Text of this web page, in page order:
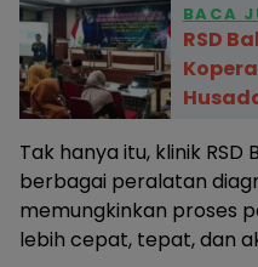
BACA
RSD
Tak hanya itu, klinik
berbagai peralatan
memungkinkan proses
lebih cepat, tepat, dan